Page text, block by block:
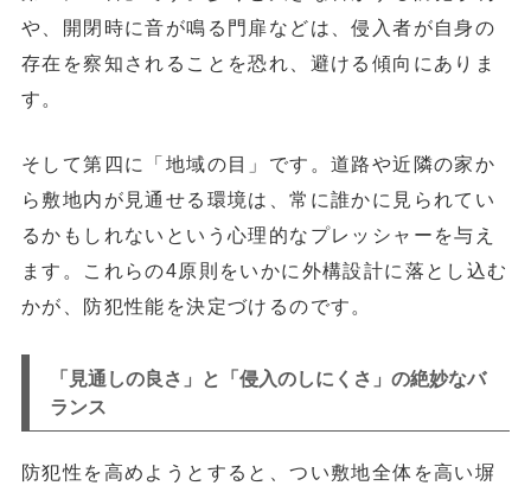
や、開閉時に音が鳴る門扉などは、侵入者が自身の
存在を察知されることを恐れ、避ける傾向にありま
す。
そして第四に「地域の目」です。道路や近隣の家か
ら敷地内が見通せる環境は、常に誰かに見られてい
るかもしれないという心理的なプレッシャーを与え
ます。これらの4原則をいかに外構設計に落とし込む
かが、防犯性能を決定づけるのです。
「見通しの良さ」と「侵入のしにくさ」の絶妙なバ
ランス
防犯性を高めようとすると、つい敷地全体を高い塀